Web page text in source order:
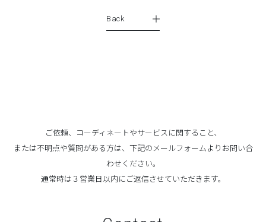
Back
ご依頼、コーディネートやサービスに関すること、
または不明点や質問がある方は、下記のメールフォームよりお問い合
わせください。
通常時は３営業日以内にご返信させていただきます。